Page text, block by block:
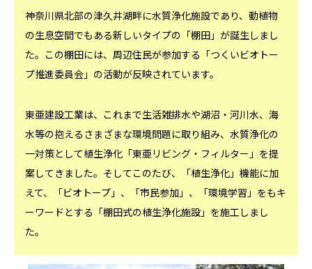
神奈川県北部の津久井湖畔に水質浄化施設であり、動植物
の生息空間でもある新しいタイプの「棚田」が誕生しまし
た。この棚田には、周辺住民が参加する「つくいビオトー
プ推進委員会」の活動が反映されています。
東亜建設工業は、これまで生活雑排水や湖沼・河川水、海
水等の抱えるさまざまな環境問題に取り組み、水質浄化の
一対策として植生浄化「東亜リビング・フィルター」を提
案してきました。そしてこのたび、「植生浄化」機能に加
えて、「ビオトープ」、「市民参加」、「環境学習」をもキ
ーワードとする「棚田式の植生浄化施設」を施工しまし
た。